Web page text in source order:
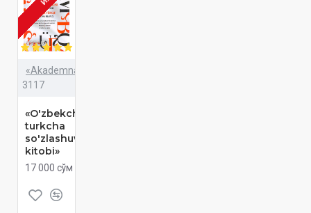
«Akademnashr»
3117
«O'zbekcha-
turkcha
so'zlashuv
kitobi»
17 000 сўм